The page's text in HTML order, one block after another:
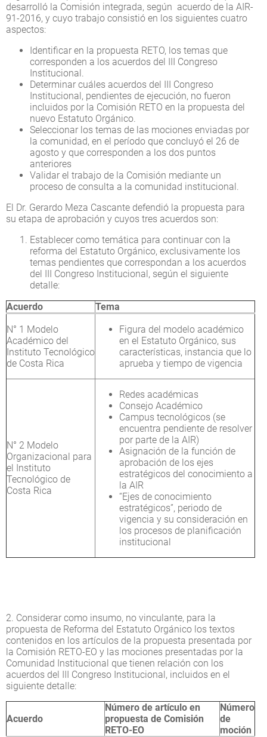
desarrolló la Comisión integrada, según acuerdo de la AIR-
91-2016, y cuyo trabajo consistió en los siguientes cuatro
aspectos:
Identificar en la propuesta RETO, los temas que
corresponden a los acuerdos del III Congreso
Institucional.
Determinar cuáles acuerdos del III Congreso
Institucional, pendientes de ejecución, no fueron
incluidos por la Comisión RETO en la propuesta del
nuevo Estatuto Orgánico.
Seleccionar los temas de las mociones enviadas por
la comunidad, en el período que concluyó el 26 de
agosto y que corresponden a los dos puntos
anteriores
Validar el trabajo de la Comisión mediante un
proceso de consulta a la comunidad institucional.
El Dr. Gerardo Meza Cascante defendió la propuesta para
su etapa de aprobación y cuyos tres acuerdos son:
Establecer como temática para continuar con la
reforma del Estatuto Orgánico, exclusivamente los
temas pendientes que correspondan a los acuerdos
del III Congreso Institucional, según el siguiente
detalle:
Acuerdo
Tema
N° 1 Modelo
Académico del
Instituto Tecnológico
de Costa Rica
Figura del modelo académico
en el Estatuto Orgánico, sus
características, instancia que lo
aprueba y tiempo de vigencia
N° 2 Modelo
Organizacional para
el Instituto
Tecnológico de
Costa Rica
Redes académicas
Consejo Académico
Campus tecnológicos (se
encuentra pendiente de resolver
por parte de la AIR)
Asignación de la función de
aprobación de los ejes
estratégicos del conocimiento a
la AIR
“Ejes de conocimiento
estratégicos”, periodo de
vigencia y su consideración en
los procesos de planificación
institucional
2. Considerar como insumo, no vinculante, para la
propuesta de Reforma del Estatuto Orgánico los textos
contenidos en los artículos de la propuesta presentada por
la Comisión RETO-EO y las mociones presentadas por la
Comunidad Institucional que tienen relación con los
acuerdos del III Congreso Institucional, incluidos en el
siguiente detalle:
Acuerdo
Número de artículo en
propuesta de Comisión
RETO-EO
Número
de
moción